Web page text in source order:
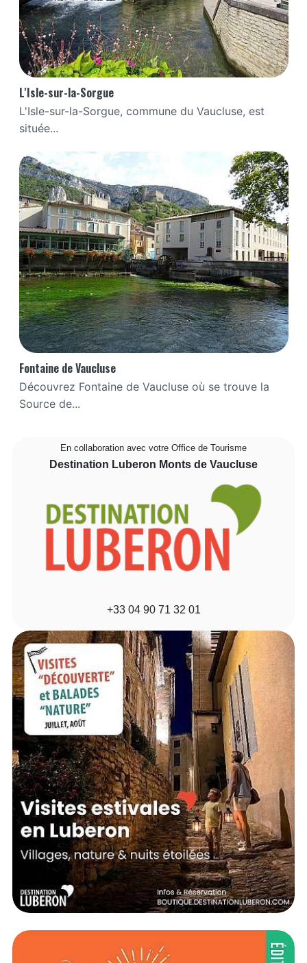
L'Isle-sur-la-Sorgue
L'Isle-sur-la-Sorgue, commune du Vaucluse, est
située...
Fontaine de Vaucluse
Découvrez Fontaine de Vaucluse où se trouve la
Source de...
En collaboration avec votre Office de Tourisme
Destination Luberon Monts de Vaucluse
+33 04 90 71 32 01